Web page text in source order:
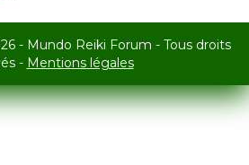
- Mundo Reiki Forum - Tous droits
- Mentions légales